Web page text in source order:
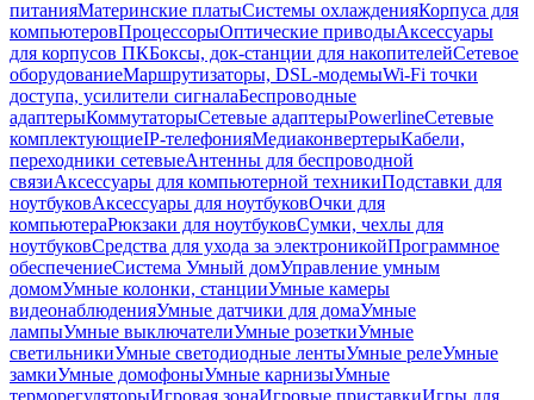
питанияМатеринские платыСистемы охлажденияКорпуса для
компьютеровПроцессорыОптические приводыАксессуары
для корпусов ПКБоксы, док-станции для накопителейСетевое
оборудованиеМаршрутизаторы, DSL-модемыWi-Fi точки
доступа, усилители сигналаБеспроводные
адаптерыКоммутаторыСетевые адаптерыPowerlineСетевые
комплектующиеIP-телефонияМедиаконвертерыКабели,
переходники сетевыеАнтенны для беспроводной
связиАксессуары для компьютерной техникиПодставки для
ноутбуковАксессуары для ноутбуковОчки для
компьютераРюкзаки для ноутбуковСумки, чехлы для
ноутбуковСредства для ухода за электроникойПрограммное
обеспечениеСистема Умный домУправление умным
домомУмные колонки, станцииУмные камеры
видеонаблюденияУмные датчики для домаУмные
лампыУмные выключателиУмные розеткиУмные
светильникиУмные светодиодные лентыУмные релеУмные
замкиУмные домофоныУмные карнизыУмные
терморегуляторыИгровая зонаИгровые приставкиИгры для